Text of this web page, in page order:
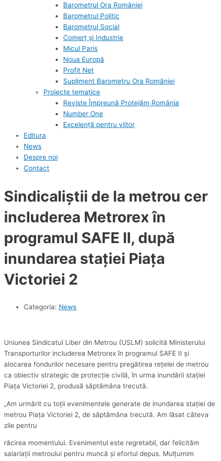
Barometrul Ora României
Barometrul Politic
Barometrul Social
Comerț și Industrie
Micul Paris
Noua Europă
Profit Net
Supliment Barometru Ora României
Proiecte tematice
Reviste Împreună Protejăm România
Number One
Excelență pentru viitor
Editura
News
Despre noi
Contact
Sindicaliștii de la metrou cer
includerea Metrorex în
programul SAFE II, după
inundarea staţiei Piaţa
Victoriei 2
Categoria: News
Uniunea Sindicatul Liber din Metrou (USLM) solicită Ministerului
Transporturilor includerea Metrorex în programul SAFE II şi
alocarea fondurilor necesare pentru pregătirea reţelei de metrou
ca obiectiv strategic de protecţie civilă, în urma inundării staţiei
Piaţa Victoriei 2, produsă săptămâna trecută.
„Am urmărit cu toţii evenimentele generate de inundarea staţiei de
metrou Piaţa Victoriei 2, de săptămâna trecută. Am lăsat câteva
zile pentru
răcirea momentului. Evenimentul este regretabil, dar felicităm
salariaţii metroului pentru muncă şi efortul depus. Mulţumim